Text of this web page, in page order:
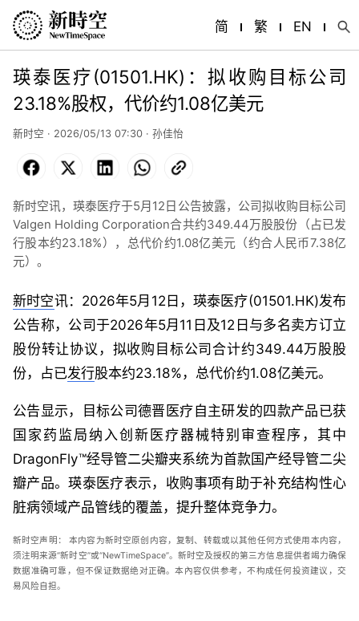
简 繁 EN
瑛泰医疗(01501.HK)：拟收购目标公司
23.18%股权，代价约1.08亿美元
新时空 · 2026/05/13 07:30 ·孙佳怡
Facebook LinkedIn WhatsApp
新时空讯，瑛泰医疗于5月12日公告披露，公司拟收购目标公司
Valgen Holding Corporation合共约349.44万股股份（占已发
行股本约23.18%），总代价约1.08亿美元（约合人民币7.38亿
元）。
新时空讯：2026年5月12日，瑛泰医疗(01501.HK)发布
公告称，公司于2026年5月11日及12日与多名卖方订立
股份转让协议，拟收购目标公司合计约349.44万股股
份，占已发行股本约23.18%，总代价约1.08亿美元。
公告显示，目标公司德晋医疗自主研发的四款产品已获
国家药监局纳入创新医疗器械特别审查程序，其中
DragonFly™经导管二尖瓣夹系统为首款国产经导管二尖
瓣产品。瑛泰医疗表示，收购事项有助于补充结构性心
脏病领域产品管线的覆盖，提升整体竞争力。
新时空声明：
本内容为新时空原创内容，复制、转载或以其他任何方式使用本内容，
须注明来源“新时空”或“NewTimeSpace”。新时空及授权的第三方信息提供者竭力确保
数据准确可靠，但不保证数据绝对正确。本內容仅供参考，不构成任何投资建议，交
易风险自担。